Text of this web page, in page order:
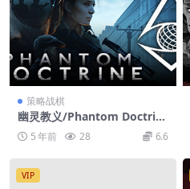
策略战棋
幽灵教义/Phantom Doctrin
e 5 年前 28 6.6
VIP